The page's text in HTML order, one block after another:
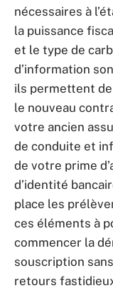
nécessaires à
la puissance
et le type de
d’information
ils permettent
le nouveau
votre ancien
de conduite et
de votre prime
d’identité
place les
ces éléments à
commencer la
souscription
retours